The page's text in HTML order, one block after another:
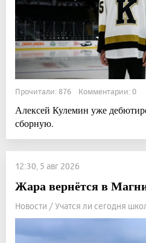
Прочитали: 876 Комментарии: 0
Алексей Кулемин уже
сборную.
12:30, 5 авг 2026
Жара вернётся в
Новости / Учатся ли сегодня